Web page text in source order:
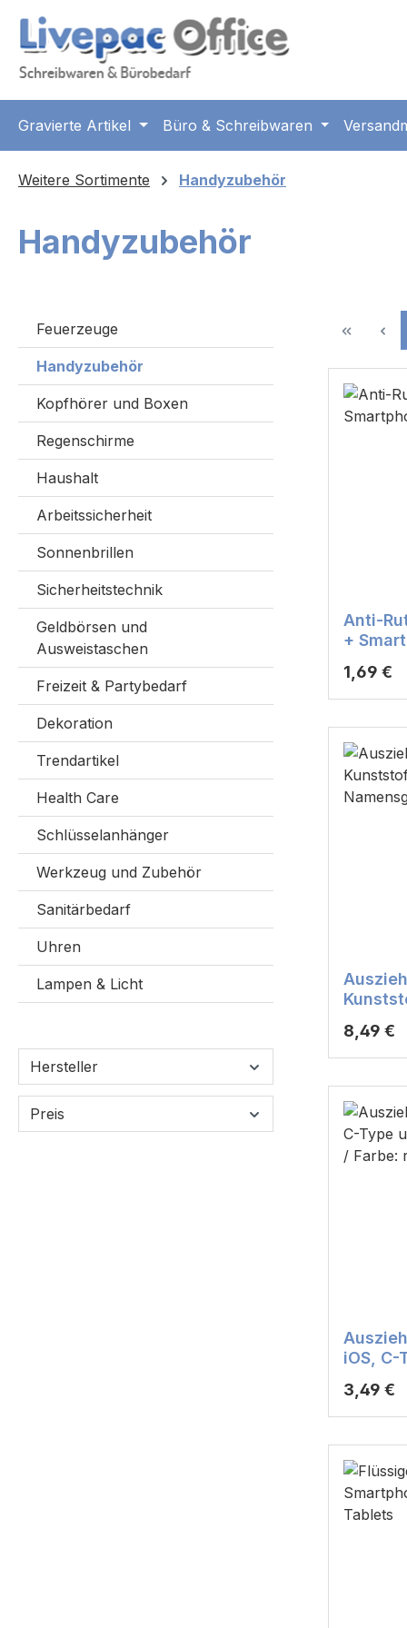
Hauptinhalt springen
Zur Suche springen
Zur Hauptnavigation springen
Gravierte Artikel Büro & Schreibwaren
Weitere Sortimente Handyzubehör
Handyzubehör
Feuerzeuge
Handyzubehör
Kopfhörer und Boxen
Regenschirme
Haushalt
Arbeitssicherheit
Sonnenbrillen
Sicherheitstechnik
Geldbörsen und
Ausweistaschen
Freizeit & Partybedarf
Dekoration
Trendartikel
Health Care
Schlüsselanhänger
Werkzeug und Zubehör
Sanitärbedarf
Uhren
Lampen & Licht
Hersteller
Preis
Anti-
+
1,69 €
8,49 €
iOS, C-
3,49 €